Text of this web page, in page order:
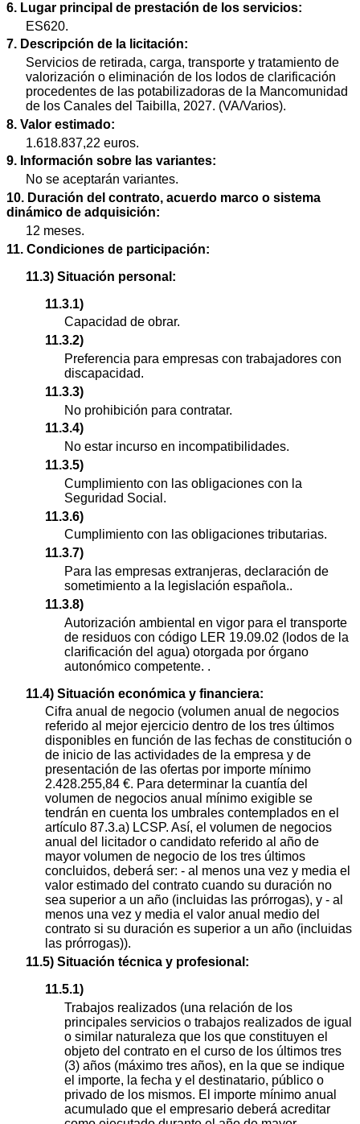
6. Lugar principal de prestación de los servicios:
ES620.
7. Descripción de la licitación:
Servicios de retirada, carga, transporte y tratamiento de
valorización o eliminación de los lodos de clarificación
procedentes de las potabilizadoras de la Mancomunidad
de los Canales del Taibilla, 2027. (VA/Varios).
8. Valor estimado:
1.618.837,22 euros.
9. Información sobre las variantes:
No se aceptarán variantes.
10. Duración del contrato, acuerdo marco o sistema
dinámico de adquisición:
12 meses.
11. Condiciones de participación:
11.3) Situación personal:
11.3.1)
Capacidad de obrar.
11.3.2)
Preferencia para empresas con trabajadores con
discapacidad.
11.3.3)
No prohibición para contratar.
11.3.4)
No estar incurso en incompatibilidades.
11.3.5)
Cumplimiento con las obligaciones con la
Seguridad Social.
11.3.6)
Cumplimiento con las obligaciones tributarias.
11.3.7)
Para las empresas extranjeras, declaración de
sometimiento a la legislación española..
11.3.8)
Autorización ambiental en vigor para el transporte
de residuos con código LER 19.09.02 (lodos de la
clarificación del agua) otorgada por órgano
autonómico competente. .
11.4) Situación económica y financiera:
Cifra anual de negocio (volumen anual de negocios
referido al mejor ejercicio dentro de los tres últimos
disponibles en función de las fechas de constitución o
de inicio de las actividades de la empresa y de
presentación de las ofertas por importe mínimo
2.428.255,84 €. Para determinar la cuantía del
volumen de negocios anual mínimo exigible se
tendrán en cuenta los umbrales contemplados en el
artículo 87.3.a) LCSP. Así, el volumen de negocios
anual del licitador o candidato referido al año de
mayor volumen de negocio de los tres últimos
concluidos, deberá ser: - al menos una vez y media el
valor estimado del contrato cuando su duración no
sea superior a un año (incluidas las prórrogas), y - al
menos una vez y media el valor anual medio del
contrato si su duración es superior a un año (incluidas
las prórrogas)).
11.5) Situación técnica y profesional:
11.5.1)
Trabajos realizados (una relación de los
principales servicios o trabajos realizados de igual
o similar naturaleza que los que constituyen el
objeto del contrato en el curso de los últimos tres
(3) años (máximo tres años), en la que se indique
el importe, la fecha y el destinatario, público o
privado de los mismos. El importe mínimo anual
acumulado que el empresario deberá acreditar